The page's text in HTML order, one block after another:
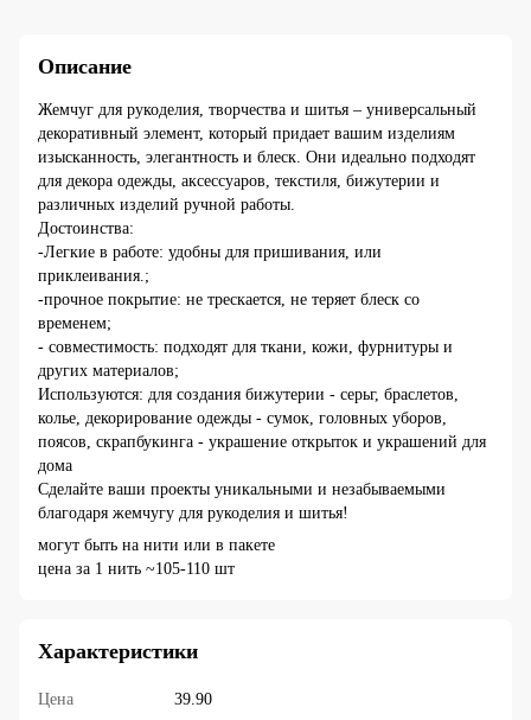
Описание
Жемчуг для рукоделия, творчества и шитья – универсальный
декоративный элемент, который придает вашим изделиям
изысканность, элегантность и блеск. Они идеально подходят
для декора одежды, аксессуаров, текстиля, бижутерии и
различных изделий ручной работы.
Достоинства:
-Легкие в работе: удобны для пришивания, или
приклеивания.;
-прочное покрытие: не трескается, не теряет блеск со
временем;
- совместимость: подходят для ткани, кожи, фурнитуры и
других материалов;
Используются: для создания бижутерии - серьг, браслетов,
колье, декорирование одежды - сумок, головных уборов,
поясов, скрапбукинга - украшение открыток и украшений для
дома
Сделайте ваши проекты уникальными и незабываемыми
благодаря жемчугу для рукоделия и шитья!
могут быть на нити или в пакете
цена за 1 нить ~105-110 шт
Характеристики
Цена
39.90